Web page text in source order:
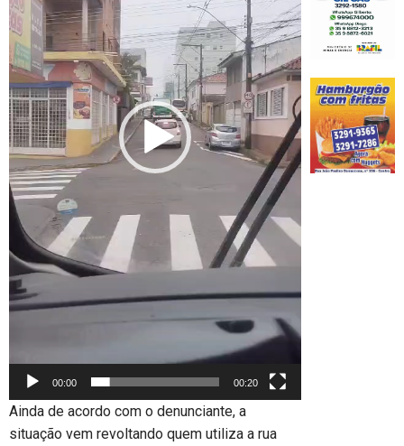
00:00 00:20
Ainda de acordo com o denunciante, a
situação vem revoltando quem utiliza a rua